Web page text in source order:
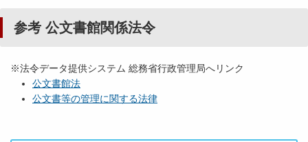
参考 公文書館関係法令
※法令データ提供システム 総務省行政管理局へリンク
公文書館法
公文書等の管理に関する法律